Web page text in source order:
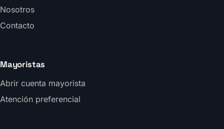
Nosotros
Contacto
Mayoristas
Abrir cuenta mayorista
Atención preferencial